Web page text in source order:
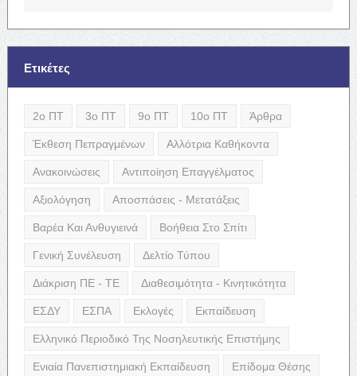
Ετικέτες
2ο ΠΤ 3ο ΠΤ 9ο ΠΤ 10ο ΠΤ Άρθρα
Έκθεση Πεπραγμένων Αλλότρια Καθήκοντα
Ανακοινώσεις Αντιποίηση Επαγγέλματος
Αξιολόγηση Αποσπάσεις - Μετατάξεις
Βαρέα Και Ανθυγιεινά Βοήθεια Στο Σπίτι
Γενική Συνέλευση Δελτίο Τύπου
Διάκριση ΠΕ - ΤΕ Διαθεσιμότητα - Κινητικότητα
ΕΣΔΥ ΕΣΠΑ Εκλογές Εκπαίδευση
Ελληνικό Περιοδικό Της Νοσηλευτικής Επιστήμης
Ενιαία Πανεπιστημιακή Εκπαίδευση Επίδομα Θέσης